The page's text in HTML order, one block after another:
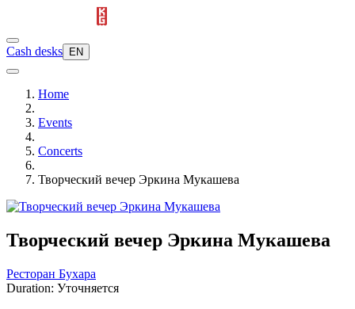
Cash desks EN
Home
Events
Concerts
Творческий вечер Эркина Мукашева
Творческий вечер Эркина Мукашева
Ресторан Бухара
Duration: Уточняется